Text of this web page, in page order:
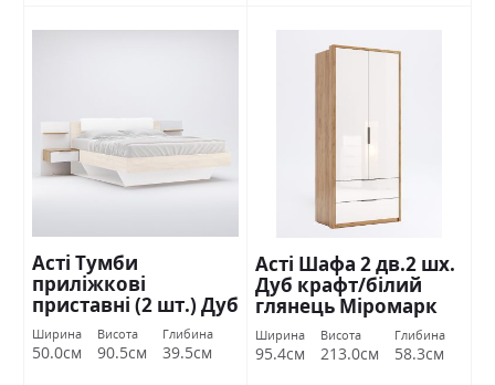
Асті Тумби
приліжкові
приставні (2 шт.) Дуб
крафт/білий
глянець Міромарк
Ширина
50.0см
Висота
90.5см
Глибина
39.5см
Асті Шафа 2 дв.2 шх.
Дуб крафт/білий
глянець Міромарк
Ширина
95.4см
Висота
213.0см
Глибина
58.3см